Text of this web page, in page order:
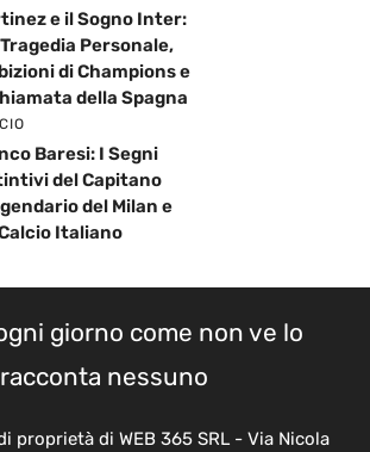
e il Sogno Inter:
Personale,
di Champions e
della Spagna
Baresi: I Segni
del Capitano
del Milan e
Italiano
giorno come non ve lo
racconta nessuno
proprietà di WEB 365 SRL - Via Nicola